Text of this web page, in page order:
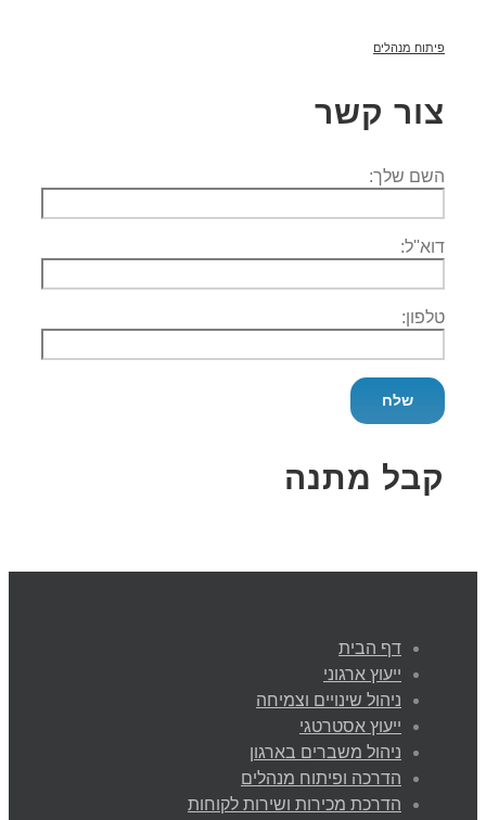
פיתוח מנהלים
צור קשר
השם שלך:
דוא''ל:
טלפון:
קבל מתנה
דף הבית
ייעוץ ארגוני
ניהול שינויים וצמיחה
ייעוץ אסטרטגי
ניהול משברים בארגון
הדרכה ופיתוח מנהלים
הדרכת מכירות ושירות לקוחות